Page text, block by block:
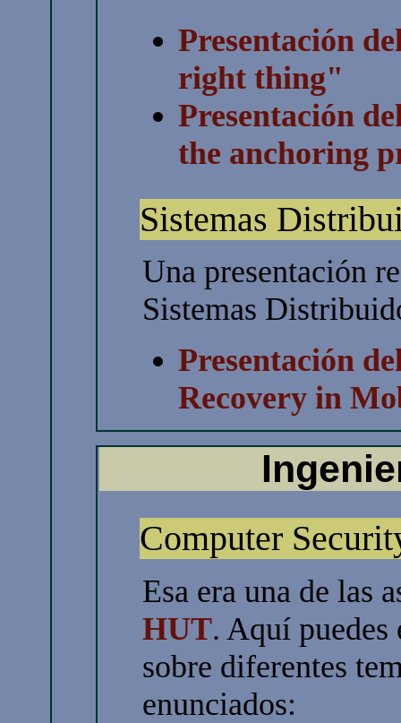
Presentación
right thing"
Presentación
the anchoring
Sistemas
Una presentación
Sistemas
Presentación
Recovery in
Computer
Esa era una de las
HUT. Aquí
sobre diferentes
enunciados: